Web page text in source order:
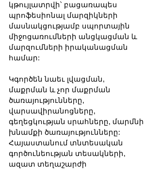
կթույլատրվի՝ բացառապես
պրոֆեսիոնալ մարզիկների
մասնակցությամբ սպորտային
միջոցառումների անցկացման և
մարզումների իրականացման
համար:
Կգործեն նաեւ լվացման,
մաքրման և չոր մաքրման
ծառայությունները,
վարսավիրանոցները,
գեղեցկության սրահները, մարմնի
խնամքի ծառայությունները:
Հայաստանում տնտեսական
գործունեության տեսակների,
ազատ տեղաշարժի